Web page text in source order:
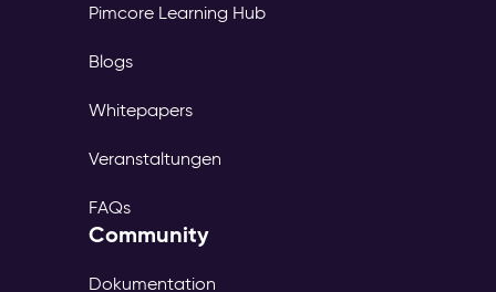
Pimcore Learning Hub
Blogs
Whitepapers
Veranstaltungen
FAQs
Community
Dokumentation